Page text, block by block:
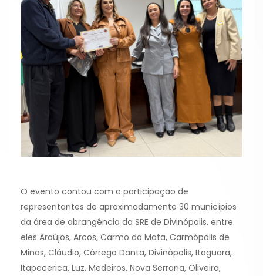
O evento contou com a participação de
representantes de aproximadamente 30 municípios
da área de abrangência da SRE de Divinópolis, entre
eles Araújos, Arcos, Carmo da Mata, Carmópolis de
Minas, Cláudio, Córrego Danta, Divinópolis, Itaguara,
Itapecerica, Luz, Medeiros, Nova Serrana, Oliveira,